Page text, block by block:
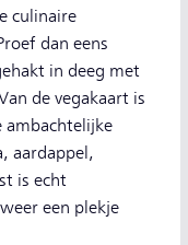
culinaire
dan eens
in deeg met
de vegakaart is
ambachtelijke
aardappel,
is echt
een plekje